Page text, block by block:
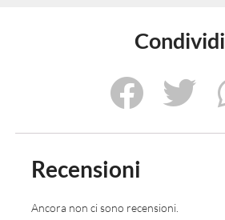
Condividi
Recensioni
Ancora non ci sono recensioni.